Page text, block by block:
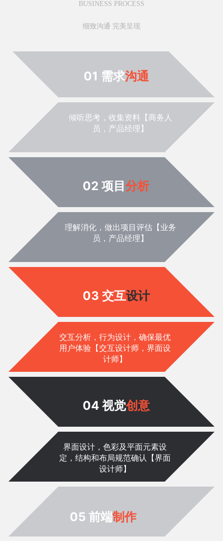
BUSINESS PROCESS
细致沟通 完美呈现
01 需求沟通
倾听思考，收集资料【商务人
员，产品经理】
02 项目分析
理解消化，做出项目评估【业务
员，产品经理】
03 交互设计
交互分析，行为设计，确保最优
用户体验【交互设计师，界面设
计师】
04 视觉创意
界面设计，色彩及平面元素设
定，结构和布局规范确认【界面
设计师】
05 前端制作